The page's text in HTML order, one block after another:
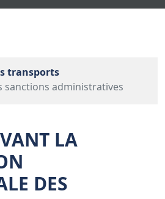
transports
sanctions administratives
LA
DES